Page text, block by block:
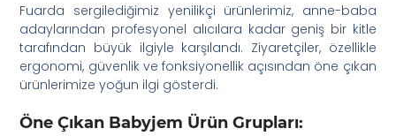
Fuarda sergilediğimiz yenilikçi ürünlerimiz, anne-baba
adaylarından profesyonel alıcılara kadar geniş bir kitle
tarafından büyük ilgiyle karşılandı. Ziyaretçiler, özellikle
ergonomi, güvenlik ve fonksiyonellik açısından öne çıkan
ürünlerimize yoğun ilgi gösterdi.
Öne Çıkan Babyjem Ürün Grupları: